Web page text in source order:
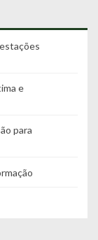
e
para